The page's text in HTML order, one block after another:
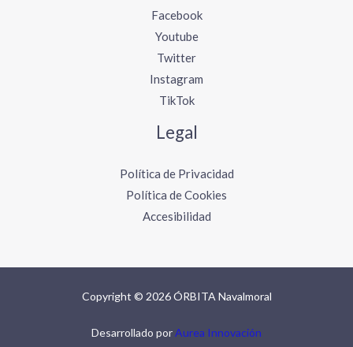
Facebook
Youtube
Twitter
Instagram
TikTok
Legal
Política de Privacidad
Política de Cookies
Accesibilidad
Copyright © 2026 ÓRBITA Navalmoral
Desarrollado porAurea Innovación